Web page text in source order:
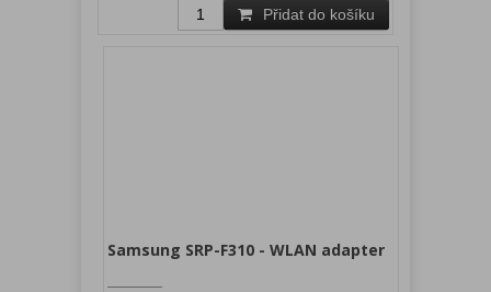
Přidat do košíku
Samsung SRP-F310 - WLAN adapter